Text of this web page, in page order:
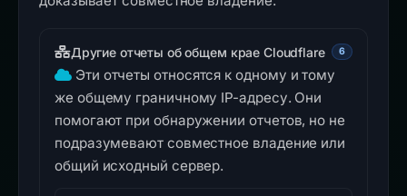
Другие отчеты об общем крае Cloudflare 6
Эти отчеты относятся к одному и тому
же общему граничному IP-адресу. Они
помогают при обнаружении отчетов, но не
подразумевают совместное владение или
общий исходный сервер.